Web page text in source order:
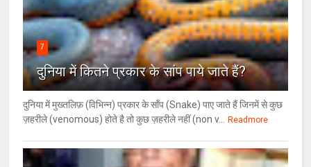
7
दुनिया में कितने प्रकार के सांप पाये जाते हैं?
दुनिया में मुख्तलिफ़ (विभिन्न) प्रकार के साँप (Snake) पाए जाते हैं जिनमें से कुछ
ज़हरीले (venomous) होते है तो कुछ ज़हरीले नहीं (non v...
Readmore